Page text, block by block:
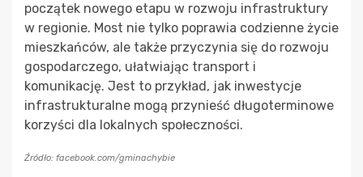
początek nowego etapu w rozwoju infrastruktury
w regionie. Most nie tylko poprawia codzienne życie
mieszkańców, ale także przyczynia się do rozwoju
gospodarczego, ułatwiając transport i
komunikację. Jest to przykład, jak inwestycje
infrastrukturalne mogą przynieść długoterminowe
korzyści dla lokalnych społeczności.
Źródło: facebook.com/gminachybie